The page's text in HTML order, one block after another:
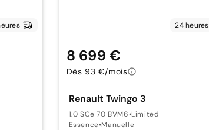
24 heures
Renault Twingo 3
1.0 SCe 70 BVM6•Limited
Essence•Manuelle
8 699 €
Dès 93 €/mois